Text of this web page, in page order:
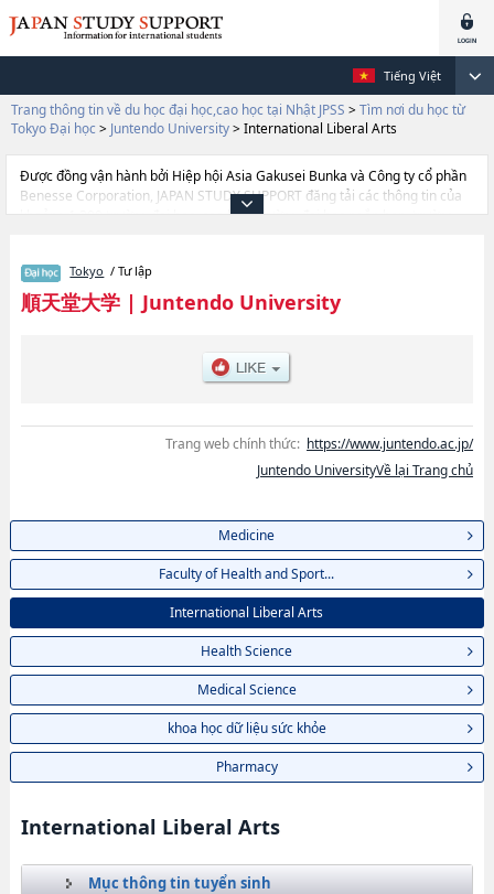
Tiếng Việt
Trang thông tin về du học đại học,cao học tại Nhật JPSS > Tìm nơi du học từ
Tokyo Đại học > Juntendo University> International Liberal Arts
Được đồng vận hành bởi Hiệp hội Asia Gakusei Bunka và Công ty cổ phần
Benesse Corporation, JAPAN STUDY SUPPORT đăng tải các thông tin của
khoảng 1.300 trường đại học, cao học, trường đại học ngắn hạn, trường
cần thiết dành cho du học sinh, như là về các Ngành MedicinehoặcNgành
Faculty of Health and Sports SciencehoặcNgành International Liberal
ArtshoặcNgành Health SciencehoặcNgành Medical SciencehoặcNgành
học, thông tin liên quan đến thi tuyển như số lượng tuyển sinh, số lượng
trúng tuyển, cở sở trang thiết bị, hướng dẫn địa điểm v.v...
Tokyo / Tư lập
順天堂大学| Juntendo University
Trang web chính thức: https://www.juntendo.ac.jp/
Juntendo UniversityVề lại Trang chủ
Medicine
Faculty of Health and Sport...
International Liberal Arts
Health Science
Medical Science
khoa học dữ liệu sức khỏe
Pharmacy
International Liberal Arts
Mục thông tin tuyển sinh